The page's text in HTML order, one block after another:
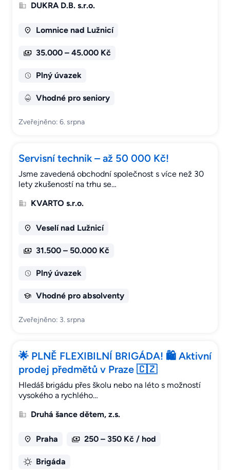
DUKRA D.B. s.r.o.
Lomnice nad Lužnicí
35.000 – 45.000 Kč
Plný úvazek
Vhodné pro seniory
Zveřejněno: 6. srpna
Servisní technik – až 50 000 Kč!
Jsme zavedená obchodní společnost s více než 30
lety zkušeností na trhu se…
KVARTO s.r.o.
Veselí nad Lužnicí
31.500 – 50.000 Kč
Plný úvazek
Vhodné pro absolventy
Zveřejněno: 3. srpna
🌟 PLNĚ FLEXIBILNÍ BRIGÁDA! 🛍️ Aktivní
prodej předmětů v Praze 🇨🇿
Hledáš brigádu přes školu nebo na léto s možností
vysokého a rychlého…
Druhá šance dětem, z.s.
Praha 250 – 350 Kč / hod
Brigáda